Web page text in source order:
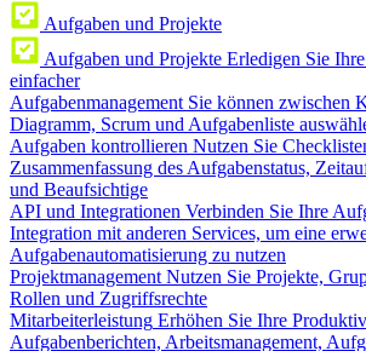
Aufgaben und Projekte
Aufgaben und Projekte Erledigen Sie
einfacher
Aufgabenmanagement Sie können zwischen
Diagramm, Scrum und Aufgabenliste
Aufgaben kontrollieren Nutzen Sie
Zusammenfassung des Aufgabenstatus,
und Beaufsichtige
API und Integrationen Verbinden Sie Ihre
Integration mit anderen Services, um eine
Aufgabenautomatisierung zu nutzen
Projektmanagement Nutzen Sie Projekte,
Rollen und Zugriffsrechte
Mitarbeiterleistung Erhöhen Sie Ihre
Aufgabenberichten, Arbeitsmanagement,